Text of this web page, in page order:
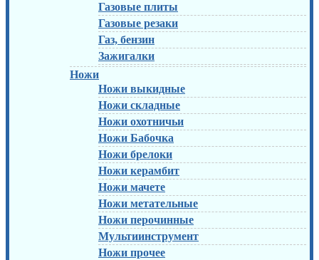
Газовые плиты
Газовые резаки
Газ, бензин
Зажигалки
Ножи
Ножи выкидные
Ножи складные
Ножи охотничьи
Ножи Бабочка
Ножи брелоки
Ножи керамбит
Ножи мачете
Ножи метательные
Ножи перочинные
Мультиинструмент
Ножи прочее